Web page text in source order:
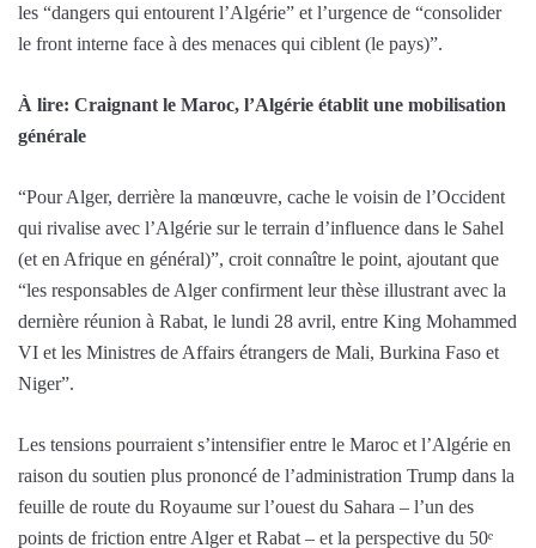
les “dangers qui entourent l’Algérie” et l’urgence de “consolider
le front interne face à des menaces qui ciblent (le pays)”.
À lire: Craignant le Maroc, l’Algérie établit une mobilisation
générale
“Pour Alger, derrière la manœuvre, cache le voisin de l’Occident
qui rivalise avec l’Algérie sur le terrain d’influence dans le Sahel
(et en Afrique en général)”, croit connaître le point, ajoutant que
“les responsables de Alger confirment leur thèse illustrant avec la
dernière réunion à Rabat, le lundi 28 avril, entre King Mohammed
VI et les Ministres de Affairs étrangers de Mali, Burkina Faso et
Niger”.
Les tensions pourraient s’intensifier entre le Maroc et l’Algérie en
raison du soutien plus prononcé de l’administration Trump dans la
feuille de route du Royaume sur l’ouest du Sahara – l’un des
points de friction entre Alger et Rabat – et la perspective du 50ᵉ